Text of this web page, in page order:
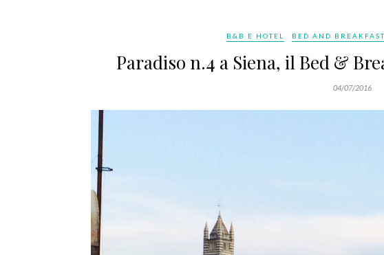
B&B E HOTEL BED AND BREAKFAST
Paradiso n.4 a Siena, il Bed &
04/07/2016